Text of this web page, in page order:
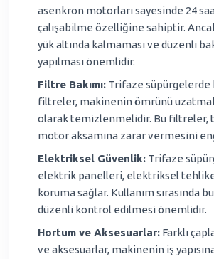
asenkron motorları sayesinde 24
çalışabilme özelliğine sahiptir.
yük altında kalmaması ve düzenli
yapılması önemlidir.
Filtre Bakımı: Trifaze süpürgelerde
filtreler, makinenin ömrünü
olarak temizlenmelidir. Bu filtreler,
motor aksamına zarar vermesini
Elektriksel Güvenlik: Trifaze
elektrik panelleri, elektriksel
koruma sağlar. Kullanım sırasında
düzenli kontrol edilmesi önemlidir.
Hortum ve Aksesuarlar: Farklı
ve aksesuarlar, makinenin iş